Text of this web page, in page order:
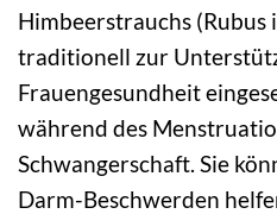
Himbeerstrauchs (Rubus
traditionell zur
Frauengesundheit
während des
Schwangerschaft. Sie
Darm-Beschwerden